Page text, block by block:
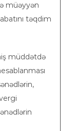
müəyyən
təqdim
müddətdə